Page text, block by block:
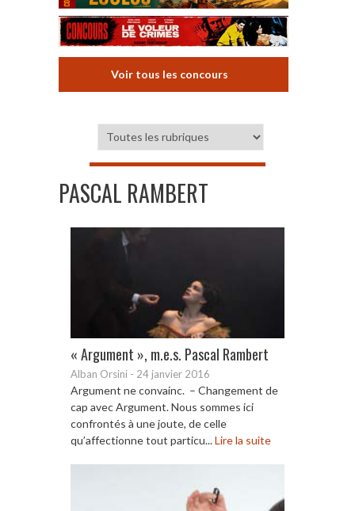
Voir tous les concours
PASCAL RAMBERT
« Argument », m.e.s. Pascal Rambert
Alban Orsini - 24 janvier 2016
Argument ne convainc. – Changement de
cap avec Argument. Nous sommes ici
confrontés à une joute, de celle
qu’affectionne tout particu...Lire la suite